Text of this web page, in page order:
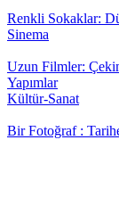
Renkli Sokaklar:
Sinema
Uzun Filmler:
Yapımlar
Kültür-Sanat
Bir Fotoğraf :